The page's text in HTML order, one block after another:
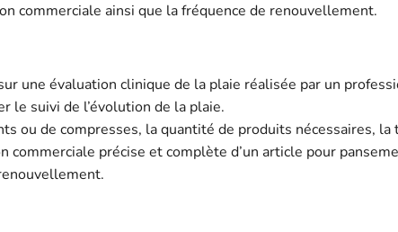
commerciale ainsi que la fréquence de renouvellement.
une évaluation clinique de la plaie réalisée par un
le suivi de l’évolution de la plaie.
ou de compresses, la quantité de produits nécessaires,
précise et complète d’un article pour